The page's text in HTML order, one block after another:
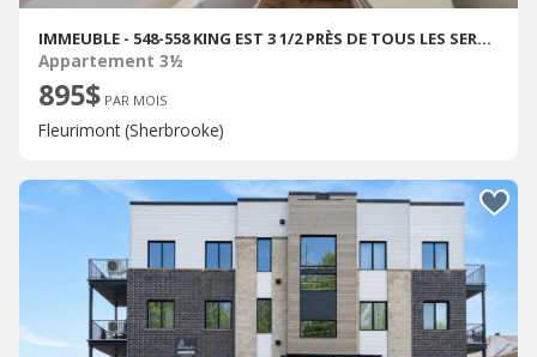
IMMEUBLE - 548-558 KING EST 3 1/2 PRÈS DE TOUS LES SERVICES
Appartement 3½
895$ PAR MOIS
Fleurimont (Sherbrooke)